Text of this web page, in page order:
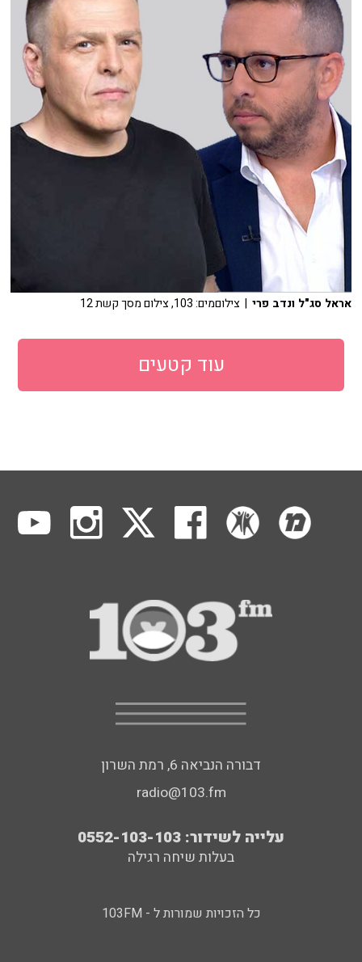
אראל סג"ל ונדב פרי | צילוםמים: 103, צילום מסך קשת 12
עוד קטעים
דבורה הנביאה 6, רמת השרון
radio@103.fm
עלייה לשידור: 0552-103-103
בעלות שיחה רגילה
כל הזכויות שמורות ל - 103FM